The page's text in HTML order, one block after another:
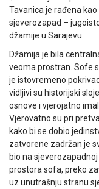
Tavanica je rađena
sjeverozapad –
džamije u Sarajevu.
Džamija je bila
veoma prostran. Sofe
je istovremeno
vidljivi su historijski
osnove i vjerojatno
Vjerovatno su pri
kako bi se dobio
zatvorene zadržan je
bio na
prostora sofa, preko
uz unutrašnju stranu